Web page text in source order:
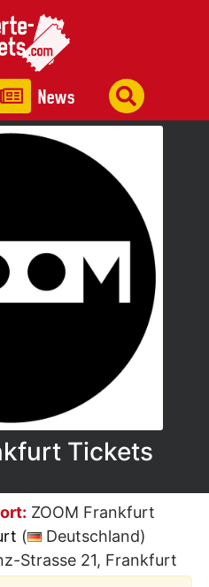
News
Tickets
ZOOM Frankfurt
(
Deutschland)
Strasse 21, Frankfurt